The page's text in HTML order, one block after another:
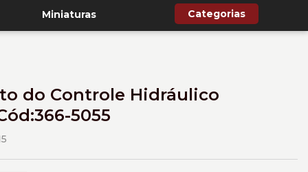
Miniaturas Categorias
do Controle Hidráulico
5055